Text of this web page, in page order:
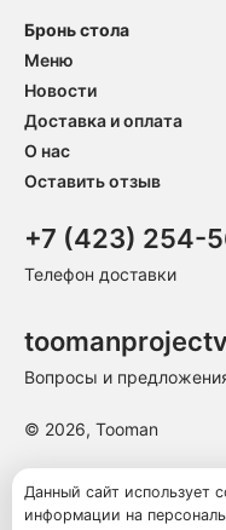
Бронь стола
Меню
Новости
Доставка и оплата
О нас
Оставить отзыв
+7 (423) 254-
Телефон доставки
Вопросы и
© 2026, Tooman
Пользовательское
Политика
Данный сайт использует
информации на